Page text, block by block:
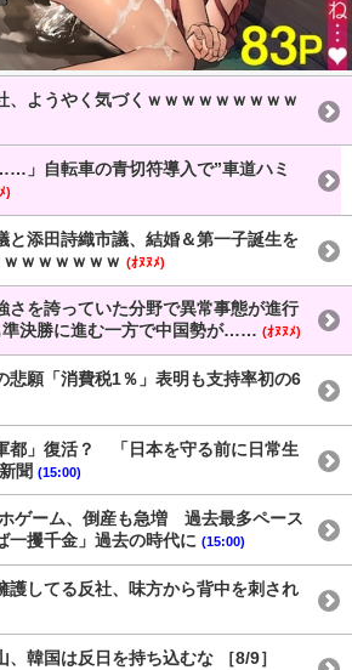
、ようやく気づくｗｗｗｗｗｗｗｗｗ
」自転車の青切符導入で”車道ハミ
)
と添田詩織市議、結婚＆第一子誕生を
ｗｗｗｗｗｗ (ｵﾇﾇﾒ)
さを誇っていた分野で異常事態が進行
準決勝に進む一方で中国勢が…… (ｵﾇﾇﾒ)
悲願「消費税1％」表明も支持率初の6
都」復活？ 「日本を守る前に日常生
聞 (15:00)
ゲーム、倒産も急増 過去最多ペース
攫千金」過去の時代に (15:00)
護してる反社、味方から背中を刺され
韓国は反日を持ち込むな ［8/9］